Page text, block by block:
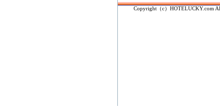
Copyright（c）HOTELUCKY.com